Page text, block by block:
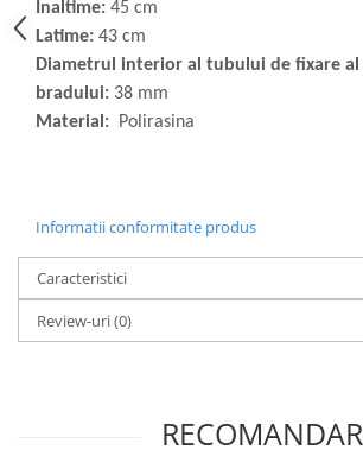
Inaltime: 45 cm
Latime: 43 cm
Diametrul interior al tubului de fixare
bradului: 38 mm
Material: Polirasina
Informatii conformitate produs
Caracteristici
Review-uri(0)